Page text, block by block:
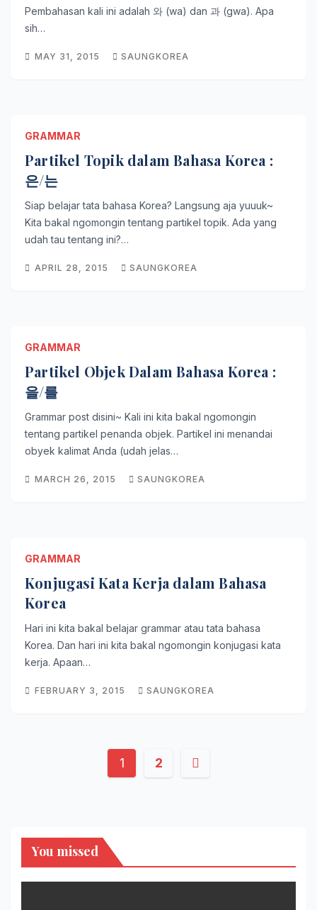
Pembahasan kali ini adalah 와 (wa) dan 과 (gwa). Apa
sih…
MAY 31, 2015 SAUNGKOREA
GRAMMAR
Partikel Topik dalam Bahasa Korea :
은/는
Siap belajar tata bahasa Korea? Langsung aja yuuuk~
Kita bakal ngomongin tentang partikel topik. Ada yang
udah tau tentang ini?…
APRIL 28, 2015 SAUNGKOREA
GRAMMAR
Partikel Objek Dalam Bahasa Korea :
을/를
Grammar post disini~ Kali ini kita bakal ngomongin
tentang partikel penanda objek. Partikel ini menandai
obyek kalimat Anda (udah jelas…
MARCH 26, 2015 SAUNGKOREA
GRAMMAR
Konjugasi Kata Kerja dalam Bahasa
Korea
Hari ini kita bakal belajar grammar atau tata bahasa
Korea. Dan hari ini kita bakal ngomongin konjugasi kata
kerja. Apaan…
FEBRUARY 3, 2015 SAUNGKOREA
Posts
1 2
You missed